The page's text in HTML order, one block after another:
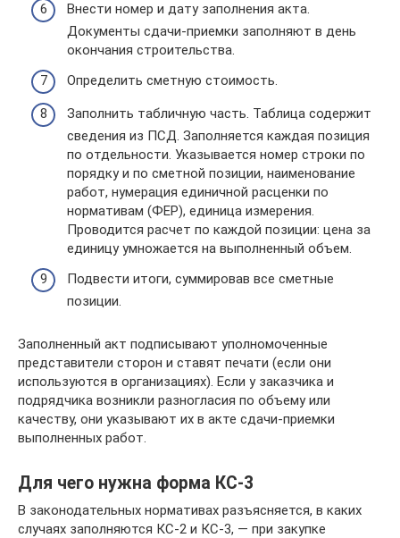
Внести номер и дату заполнения акта.
Документы сдачи-приемки заполняют в день
окончания строительства.
Определить сметную стоимость.
Заполнить табличную часть. Таблица содержит
сведения из ПСД. Заполняется каждая позиция
по отдельности. Указывается номер строки по
порядку и по сметной позиции, наименование
работ, нумерация единичной расценки по
нормативам (ФЕР), единица измерения.
Проводится расчет по каждой позиции: цена за
единицу умножается на выполненный объем.
Подвести итоги, суммировав все сметные
позиции.
Заполненный акт подписывают уполномоченные
представители сторон и ставят печати (если они
используются в организациях). Если у заказчика и
подрядчика возникли разногласия по объему или
качеству, они указывают их в акте сдачи-приемки
выполненных работ.
Для чего нужна форма КС-3
В законодательных нормативах разъясняется, в каких
случаях заполняются КС-2 и КС-3, — при закупке